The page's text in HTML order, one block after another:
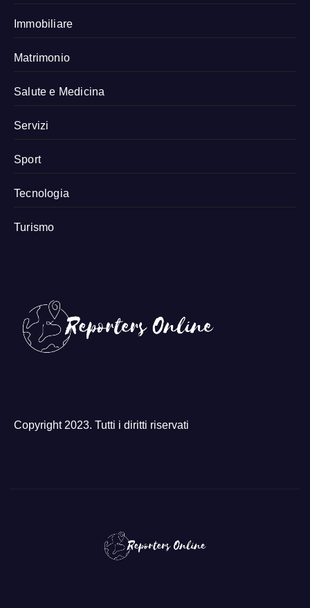
Immobiliare
Matrimonio
Salute e Medicina
Servizi
Sport
Tecnologia
Turismo
Copyright 2023. Tutti i diritti riservati